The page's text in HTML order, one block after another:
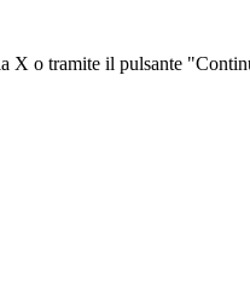
X o tramite il pulsante